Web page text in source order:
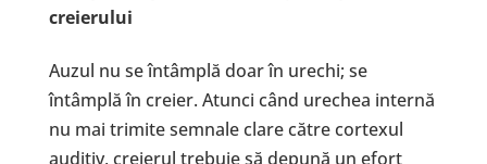
creierului
Auzul nu se întâmplă doar în urechi; se
întâmplă în creier. Atunci când urechea internă
nu mai trimite semnale clare către cortexul
auditiv, creierul trebuie să depună un efort